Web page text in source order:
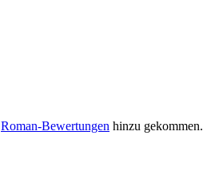
Roman-Bewertungen hinzu gekommen.